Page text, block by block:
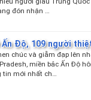
đón nhận …
Ấn Độ, 109 người
chúc và giẫm đạp lên
miền bắc Ấn Độ
mới nhất ch…